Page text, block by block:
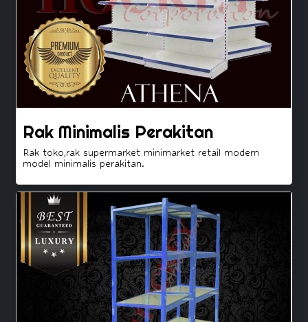
Rak Minimalis Perakitan
Rak toko,rak supermarket minimarket retail modern
model minimalis perakitan.